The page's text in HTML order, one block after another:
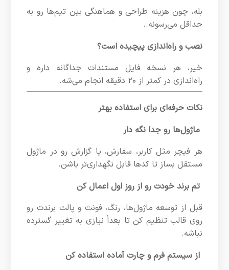
بله، چون هزینه طراحی و هماهنگی بین تیم‌ها رو به
حداقل می‌رسونه..
نصب و راه‌اندازی پیچیده است؟
خیر، هر نسخه فایل مستندات جداگانه داره و
راه‌اندازی در کمتر از ۲۰ دقیقه انجام می‌شه.
نکات حرفه‌ای برای استفاده بهتر
ماژول‌ها رو جدا نگه دار
هر فیچر مثل کاربر، سفارش، یا گزارش رو در ماژول
مستقل بساز تا کدها قابل نگهداری‌تر باشن.
تم برند خودت رو از روز اول اعمال کن
قبل از توسعه ماژول‌ها، رنگ، فونت و پالت برندت رو
روی قالب تنظیم کن تا بعداً نیازی به تغییر گسترده
نباشه.
از سیستم فرم و چارت آماده استفاده کن